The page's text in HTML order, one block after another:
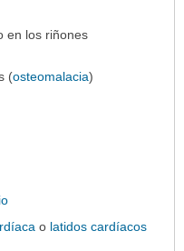
en los riñones
(osteomalacia)
o latidos cardíacos